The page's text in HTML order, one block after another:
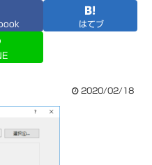
はてブ
2020/02/18